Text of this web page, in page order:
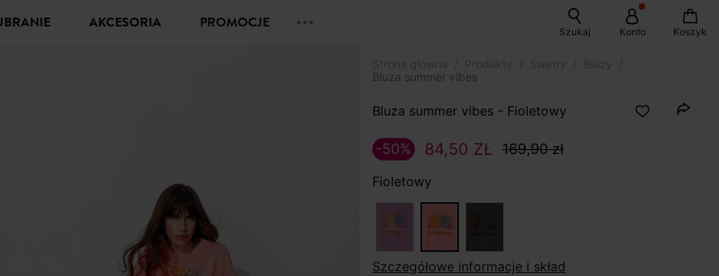
UBRANIE AKCESORIA PROMOCJE Szukaj Konto Koszyk
Bluza summer vibes
Bluza summer vibes - Fioletowy
84,50 ZŁ 169,90 zł
-50%
Fioletowy
szczegółowe informacje i skład